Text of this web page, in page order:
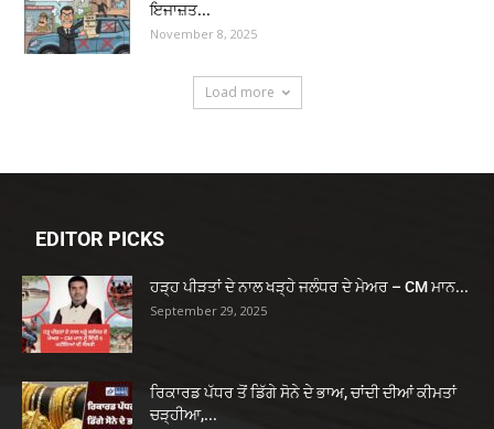
ਇਜਾਜ਼ਤ...
November 8, 2025
Load more
EDITOR PICKS
ਹੜ੍ਹ ਪੀੜਤਾਂ ਦੇ ਨਾਲ ਖੜ੍ਹੇ ਜਲੰਧਰ ਦੇ ਮੇਅਰ – CM ਮਾਨ...
September 29, 2025
ਰਿਕਾਰਡ ਪੱਧਰ ਤੋਂ ਡਿੱਗੇ ਸੋਨੇ ਦੇ ਭਾਅ, ਚਾਂਦੀ ਦੀਆਂ ਕੀਮਤਾਂ
ਚੜ੍ਹੀਆ,...